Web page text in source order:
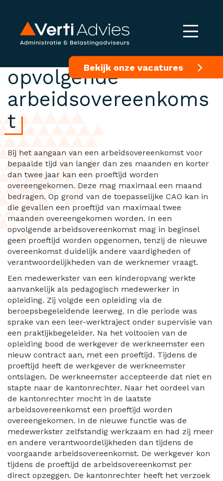
Bekijk onze vacatures
Proeftijd in
opvolgende
arbeidsovereenkoms
t
Bij het aangaan van een arbeidsovereenkomst voor
bepaalde tijd van langer dan zes maanden en korter
dan twee jaar kan een proeftijd worden
overeengekomen. Deze mag maximaal een maand
bedragen. Op grond van de toepasselijke CAO kan in
die gevallen een proeftijd van maximaal twee
maanden overeengekomen worden. In een
opvolgende arbeidsovereenkomst mag in beginsel
geen proeftijd worden opgenomen, tenzij de nieuwe
overeenkomst duidelijk andere vaardigheden of
verantwoordelijkheden van de werknemer vraagt.
Een medewerkster van een kinderopvang werkte
aanvankelijk als pedagogisch medewerker in
opleiding. Zij volgde een opleiding via de
beroepsbegeleidende leerweg. In die periode was
sprake van een leer-werktraject onder supervisie van
een praktijkbegeleider. Na het voltooien van de
opleiding bood de werkgever de werkneemster een
nieuw contract aan, met een proeftijd. Tijdens de
proeftijd heeft de werkgever de werkneemster
ontslagen. De werkneemster accepteerde dat niet en
stapte naar de kantonrechter. Naar het oordeel van
de kantonrechter mocht in de laatste
arbeidsovereenkomst een proeftijd worden
overeengekomen. In de nieuwe functie was de
medewerkster zelfstandig werkzaam en had zij meer
en andere verantwoordelijkheden dan tijdens de
voorgaande arbeidsovereenkomst. De werkgever kon
tijdens de proeftijd de arbeidsovereenkomst per
direct opzeggen. De kantonrechter heeft het verzoek